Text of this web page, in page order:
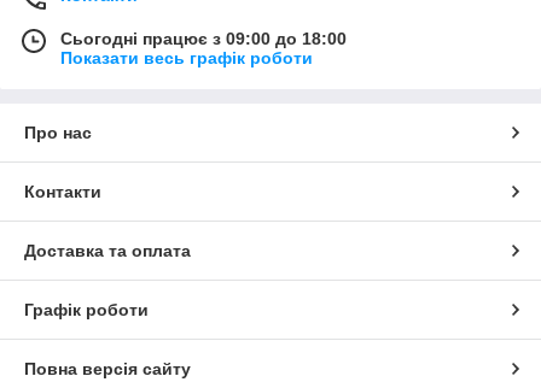
Сьогодні працює з 09:00 до 18:00
Показати весь графік роботи
Про нас
Контакти
Доставка та оплата
Графік роботи
Повна версія сайту